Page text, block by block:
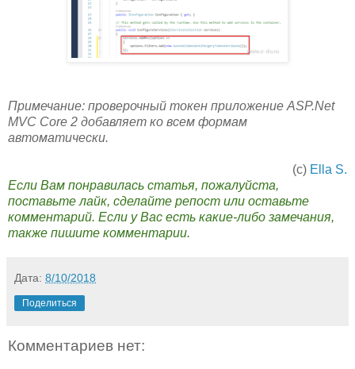
Примечание: проверочный токен приложение ASP.Net
MVC Core 2 добавляет ко всем формам
автоматически.
(с) Ella S.
Если Вам понравилась статья, пожалуйста,
поставьте лайк, сделайте репост или оставьте
комментарий. Если у Вас есть какие-либо замечания,
также пишите комментарии.
Дата: 8/10/2018
Поделиться
Комментариев нет: